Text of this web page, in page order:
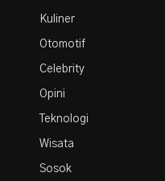
Kuliner
Otomotif
Celebrity
Opini
Teknologi
Wisata
Sosok